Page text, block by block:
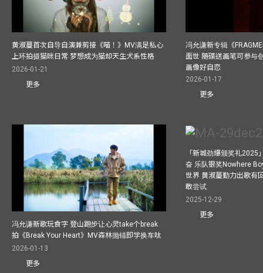
黄淑蔓首次自导自演兼剪接《喵！》MV满足私心
上环拍摄猫咪日常 梦想成为猫却天生犬系性格
2026-01-21
更多
冯允谦新专辑《
面世 随碟送画笔可参与
画像好自恋
2026-01-17
更多
冯允谦新歌玩食字 登山跑步让心灵take个break
拍《Break Your Heart》MV森林抛锚即学换车呔
2026-01-13
更多
「新城劲爆颁奖礼2025
奋 乐队银奖Nowhere
世界 黄淑蔓勤力出歌有
敢尝试
2025-12-29
更多